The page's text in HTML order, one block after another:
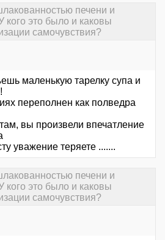
печени и
это было и каковы
самочувствия?
маленькую тарелку супа и
переполнен как полведра
вы произвели впечатление
уважение теряете .......
печени и
это было и каковы
самочувствия?